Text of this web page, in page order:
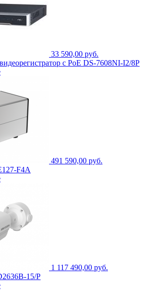
33 590,00 руб.
c PoE DS-7608NI-I2/8P
491 590,00 руб.
F4A
1 117 490,00 руб.
15/P